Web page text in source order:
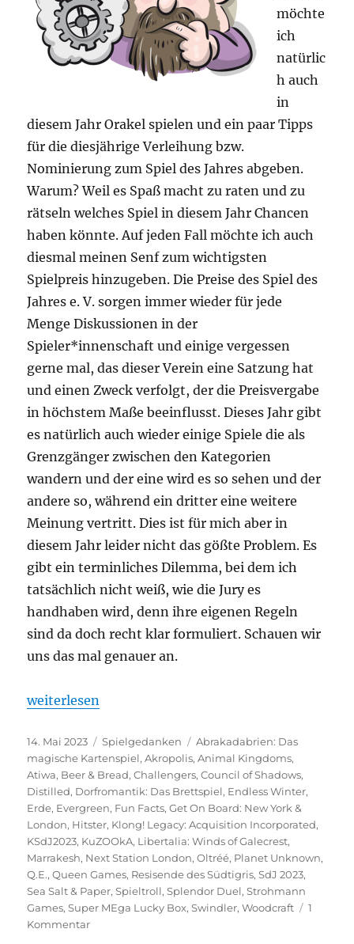
möchte
ich
natürlic
h auch
in
diesem Jahr Orakel spielen und ein paar Tipps
für die diesjährige Verleihung bzw.
Nominierung zum Spiel des Jahres abgeben.
Warum? Weil es Spaß macht zu raten und zu
rätseln welches Spiel in diesem Jahr Chancen
haben könnte. Auf jeden Fall möchte ich auch
diesmal meinen Senf zum wichtigsten
Spielpreis hinzugeben. Die Preise des Spiel des
Jahres e. V. sorgen immer wieder für jede
Menge Diskussionen in der
Spieler*innenschaft und einige vergessen
gerne mal, das dieser Verein eine Satzung hat
und einen Zweck verfolgt, der die Preisvergabe
in höchstem Maße beeinflusst. Dieses Jahr gibt
es natürlich auch wieder einige Spiele die als
Grenzgänger zwischen den Kategorien
wandern und der eine wird es so sehen und der
andere so, während ein dritter eine weitere
Meinung vertritt. Dies ist für mich aber in
diesem Jahr leider nicht das gößte Problem. Es
gibt ein terminliches Dilemma, bei dem ich
tatsächlich nicht weiß, wie die Jury es
handhaben wird, denn ihre eigenen Regeln
sind da doch recht klar formuliert. Schauen wir
uns das mal genauer an.
„Ein Blick in die Glaskugel“
weiterlesen
Veröffentlicht
am
14. Mai 2023 Kategorien
Spielgedanken Schlagwörter
Abrakadabrien: Das
magische Kartenspiel,Akropolis,Animal Kingdoms,
Atiwa, Beer & Bread,Challengers,Council of Shadows,
Distilled, Dorfromantik: Das Brettspiel, Endless Winter,
Erde, Evergreen, Fun Facts,Get On Board: New York &
London, Hitster, Klong! Legacy: Acquisition Incorporated,
KSdJ2023, KuZOOkA, Libertalia: Winds of Galecrest,
Marrakesh, Next Station London,Oltréé, Planet Unknown,
Q.E.,Queen Games, Resisende des Südtigris,SdJ 2023,
Sea Salt & Paper,Spieltroll,Splendor Duel,Strohmann
Games,Super MEga Lucky Box,Swindler,Woodcraft
1
Kommentarzu